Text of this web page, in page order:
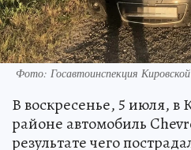
Фото: Госавтоинспекция
В воскресенье, 5 июля, в
районе автомобиль
результате чего